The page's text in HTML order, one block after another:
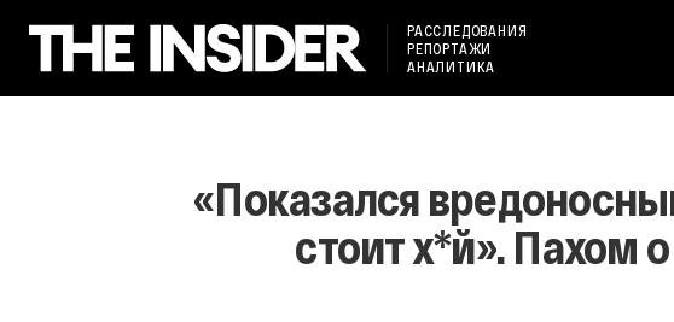
РАССЛЕДОВАНИЯ
РЕПОРТАЖИ
АНАЛИТИКА
«Показался
стоит х*й». Пахом